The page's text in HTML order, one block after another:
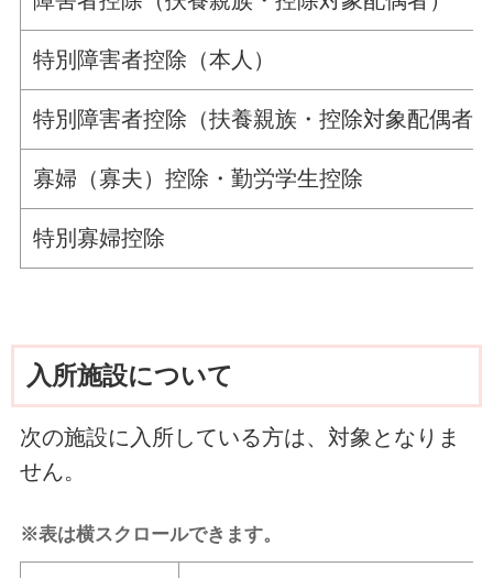
特別障害者控除（本人）
特別障害者控除（扶養親族・控除対象配偶者
寡婦（寡夫）控除・勤労学生控除
特別寡婦控除
入所施設について
次の施設に入所している方は、対象となりま
せん。
※表は横スクロールできます。